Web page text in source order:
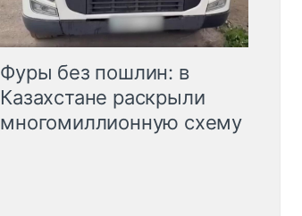
Фуры без пошлин: в
Казахстане раскрыли
многомиллионную схему